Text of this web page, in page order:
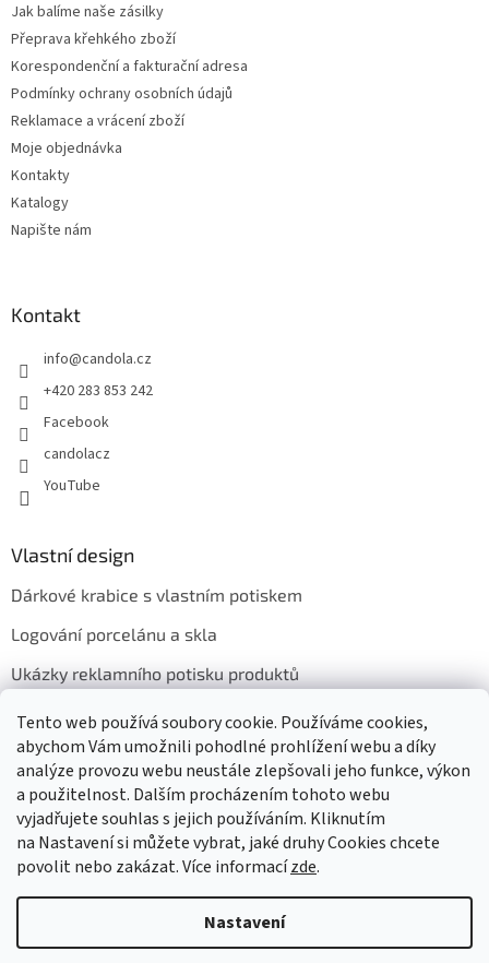
Tento web používá soubory cookie. Používáme cookies,
abychom Vám umožnili pohodlné prohlížení webu a díky
analýze provozu webu neustále zlepšovali jeho funkce, výkon
a použitelnost. Dalším procházením tohoto webu
vyjadřujete souhlas s jejich používáním. Kliknutím
na Nastavení si můžete vybrat, jaké druhy Cookies chcete
povolit nebo zakázat. Více informacízde.
Nastavení
Jak balíme naše zásilky
Přeprava křehkého zboží
Korespondenční a fakturační adresa
Podmínky ochrany osobních údajů
Reklamace a vrácení zboží
Moje objednávka
Kontakty
Katalogy
Napište nám
Kontakt
info@candola.cz
+420 283 853 242
Facebook
candolacz
YouTube
Vlastní design
Dárkové krabice s vlastním potiskem
Logování porcelánu a skla
Ukázky reklamního potisku produktů
Přijímáme online platby